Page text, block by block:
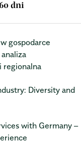
dni
gospodarce
regionalna
Diversity and
with Germany –